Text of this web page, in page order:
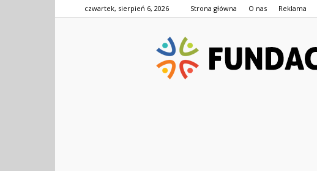
czwartek, sierpień 6, 2026 Strona główna O nas Reklama